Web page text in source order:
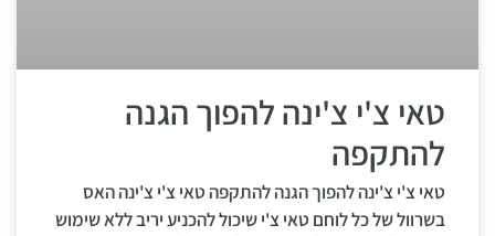
טאי צ'י צ'ינה להפוך הגנה
להתקפה
טאי צ'י צ'ינה להפוך הגנה להתקפה טאי צ'י צ'ינה האס
בשרוול של כל לוחם טאי צ'י שיכול להכניע יריב ללא שימוש